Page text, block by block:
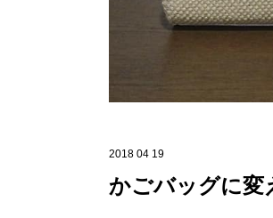
2018 04 19
かごバッグに